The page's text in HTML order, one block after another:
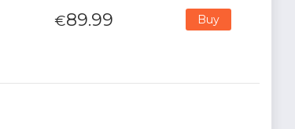
€89.99 Buy